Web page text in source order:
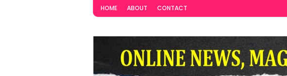
HOME ABOUT CONTACT